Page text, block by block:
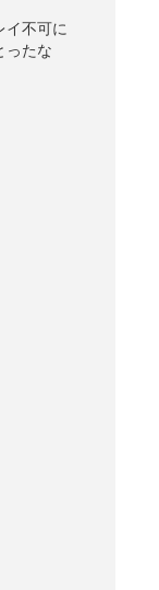
イ不可に
ったな